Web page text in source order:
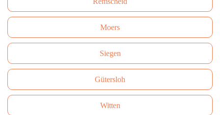
Moers
Siegen
Gütersloh
Witten